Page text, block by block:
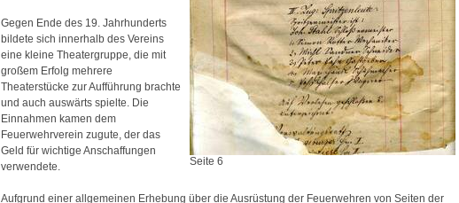
Seite 6
Gegen Ende des 19. Jahrhunderts
bildete sich innerhalb des Vereins
eine kleine Theatergruppe, die mit
großem Erfolg mehrere
Theaterstücke zur Aufführung brachte
und auch auswärts spielte. Die
Einnahmen kamen dem
Feuerwehrverein zugute, der das
Geld für wichtige Anschaffungen
verwendete.
Aufgrund einer allgemeinen Erhebung über die Ausrüstung der Feuerwehren von Seiten der